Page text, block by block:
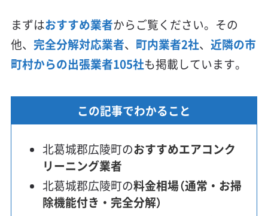
まずはおすすめ業者からご覧ください。その
他、 完全分解対応業者、 町内業者2社、 近隣の市
町村からの出張業者105社も掲載しています。
この記事でわかること
北葛城郡広陵町のおすすめエアコンク
リーニング業者
北葛城郡広陵町の料金相場（通常・お掃
除機能付き・完全分解）